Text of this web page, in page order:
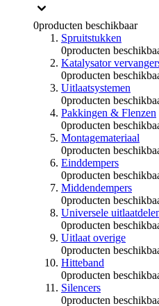
0producten beschikbaar
Spruitstukken
0producten
Katalysator
0producten
Uitlaatsystemen
0producten
Pakkingen & Flenzen
0producten
Montagemateriaal
0producten
Einddempers
0producten
Middendempers
0producten
Universele
0producten
Uitlaat overige
0producten
Hitteband
0producten
Silencers
0producten